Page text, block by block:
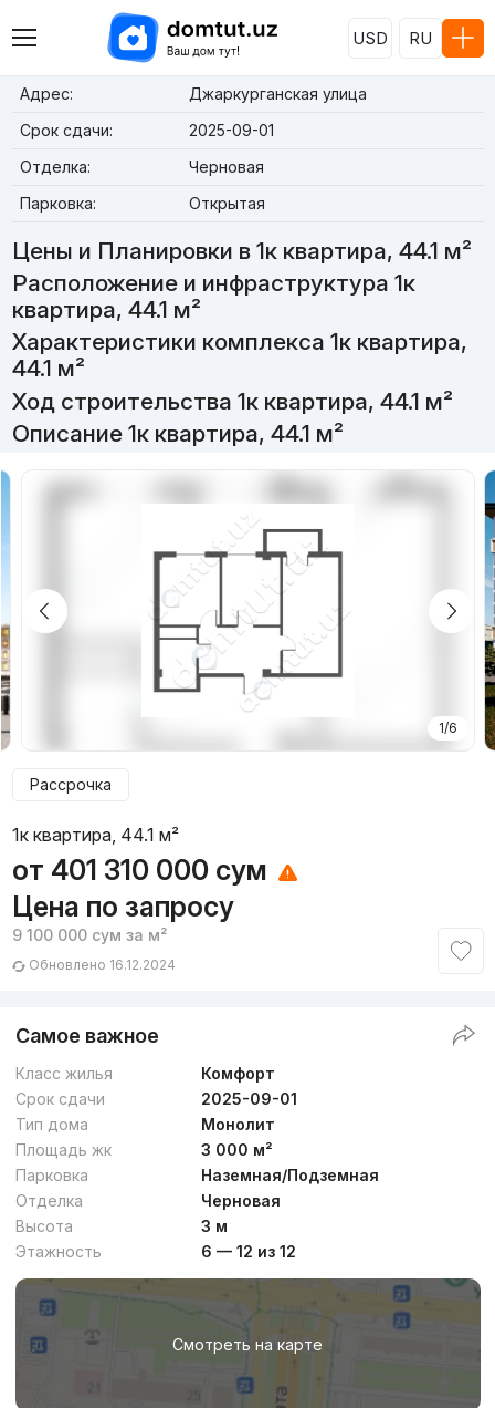
USD RU
Адрес:
Джаркурганская улица
Срок сдачи:
2025-09-01
Отделка:
Черновая
Парковка:
Открытая
Цены и Планировки в 1к квартира, 44.1 м²
Расположение и инфраструктура 1к
квартира, 44.1 м²
Характеристики комплекса 1к квартира,
44.1 м²
Ход строительства 1к квартира, 44.1 м²
Описание 1к квартира, 44.1 м²
1/6
Рассрочка
1к квартира, 44.1 м²
от 401 310 000 сум
Цена по запросу
9 100 000 сум за м²
Обновлено 16.12.2024
Самое важное
Класс жилья
Комфорт
Срок сдачи
2025-09-01
Тип дома
Монолит
Площадь жк
3 000 м²
Парковка
Наземная/Подземная
Отделка
Черновая
Высота
3 м
Этажность
6 — 12 из 12
Смотреть на карте